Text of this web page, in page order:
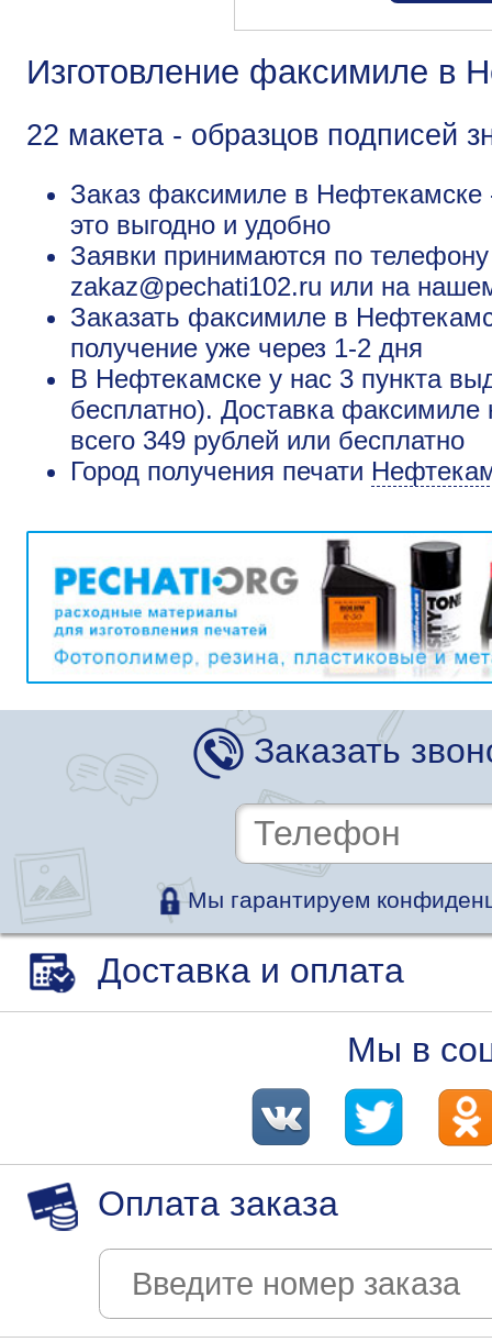
Изготовление факсимиле в
22 макета - образцов подписей
Заказ факсимиле в
это выгодно и удобно
Заявки принимаются по
zakaz@pechati102.ru или на
Заказать факсимиле в
получение уже через 1-2 дня
В Нефтекамске у нас 3 пункта
бесплатно). Доставка
всего 349 рублей или бесплатно
Город получения печати
Заказать
Мы гарантируем
Доставка и оплата
Мы в
Оплата заказа